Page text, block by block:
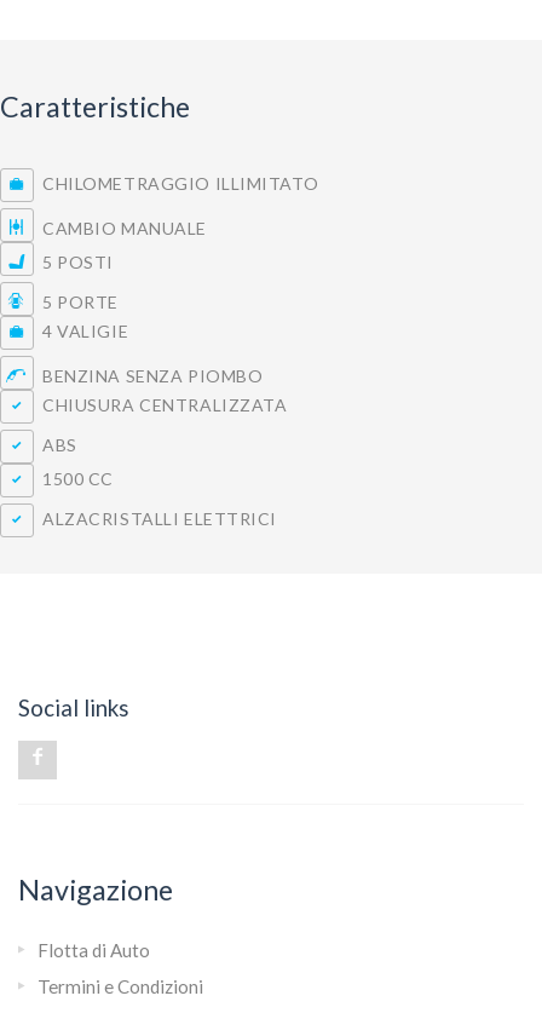
Caratteristiche
CHILOMETRAGGIO ILLIMITATO
CAMBIO MANUALE
5 POSTI
5 PORTE
4 VALIGIE
BENZINA SENZA PIOMBO
CHIUSURA CENTRALIZZATA
ABS
1500 CC
ALZACRISTALLI ELETTRICI
Social links
Navigazione
Flotta di Auto
Termini e Condizioni